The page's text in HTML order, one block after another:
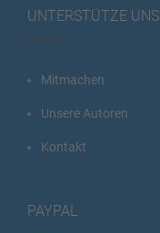
UNTERSTÜTZE UNS
Mitmachen
Unsere Autoren
Kontakt
PAYPAL